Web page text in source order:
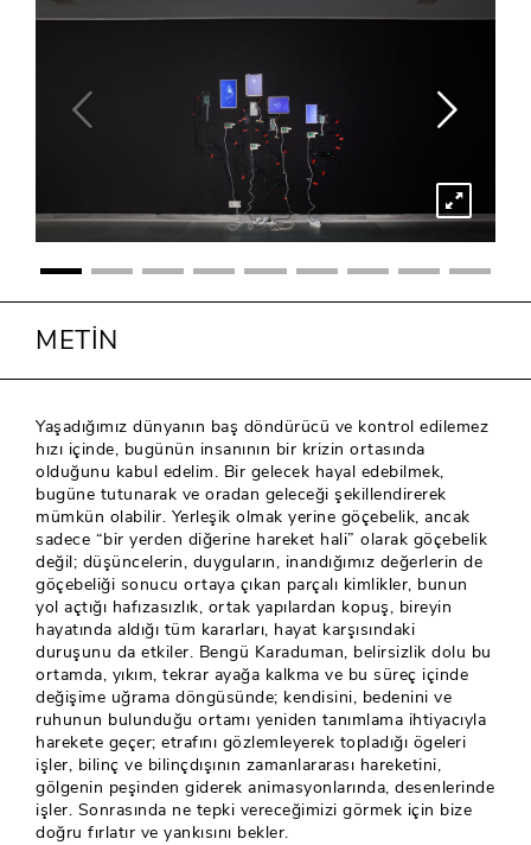
METİN
Yaşadığımız dünyanın baş döndürücü ve kontrol edilemez
hızı içinde, bugünün insanının bir krizin ortasında
olduğunu kabul edelim. Bir gelecek hayal edebilmek,
bugüne tutunarak ve oradan geleceği şekillendirerek
mümkün olabilir. Yerleşik olmak yerine göçebelik, ancak
sadece “bir yerden diğerine hareket hali” olarak göçebelik
değil; düşüncelerin, duyguların, inandığımız değerlerin de
göçebeliği sonucu ortaya çıkan parçalı kimlikler, bunun
yol açtığı hafızasızlık, ortak yapılardan kopuş, bireyin
hayatında aldığı tüm kararları, hayat karşısındaki
duruşunu da etkiler. Bengü Karaduman, belirsizlik dolu bu
ortamda, yıkım, tekrar ayağa kalkma ve bu süreç içinde
değişime uğrama döngüsünde; kendisini, bedenini ve
ruhunun bulunduğu ortamı yeniden tanımlama ihtiyacıyla
harekete geçer; etrafını gözlemleyerek topladığı ögeleri
işler, bilinç ve bilinçdışının zamanlararası hareketini,
gölgenin peşinden giderek animasyonlarında, desenlerinde
işler. Sonrasında ne tepki vereceğimizi görmek için bize
doğru fırlatır ve yankısını bekler.